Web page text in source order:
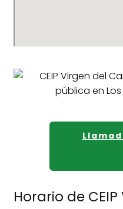
Horario de